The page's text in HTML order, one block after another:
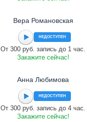
Вера Романовская
НЕДОСТУПЕН
От 300 руб. запись до 1 час.
Закажите сейчас!
Анна Любимова
НЕДОСТУПЕН
От 300 руб. запись до 4 час.
Закажите сейчас!